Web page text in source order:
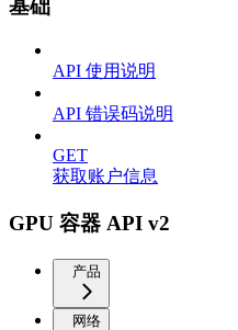
基础
API 使用说明
API 错误码说明
GET
获取账户信息
GPU 容器 API v2
产品
网络